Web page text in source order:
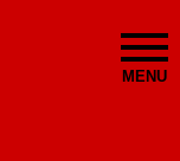
MENU